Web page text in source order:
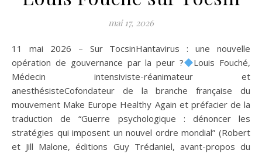
mai 17, 2026
11 mai 2026 – Sur TocsinHantavirus : une nouvelle
opération de gouvernance par la peur ?
Louis Fouché,
Médecin intensiviste-réanimateur et
anesthésisteCofondateur de la branche française du
mouvement Make Europe Healthy Again et préfacier de la
traduction de “Guerre psychologique : dénoncer les
stratégies qui imposent un nouvel ordre mondial” (Robert
et Jill Malone, éditions Guy Trédaniel, avant-propos du